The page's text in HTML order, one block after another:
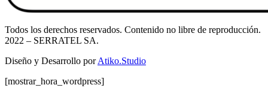
Todos los derechos reservados. Contenido no libre de reproducción.
2022 – SERRATEL SA.
Diseño y Desarrollo porAtiko.Studio
[mostrar_hora_wordpress]